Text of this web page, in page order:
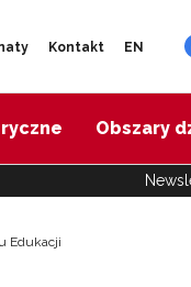
Kontakt EN
Obszary
Edukacji